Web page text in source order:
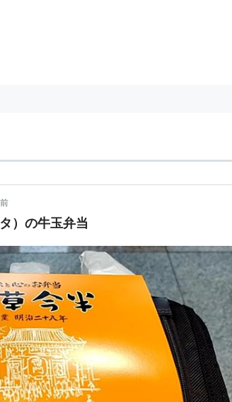
）の牛玉弁当